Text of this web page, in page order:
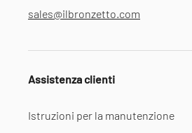
sales@ilbronzetto.com
Assistenza clienti
Istruzioni per la manutenzione